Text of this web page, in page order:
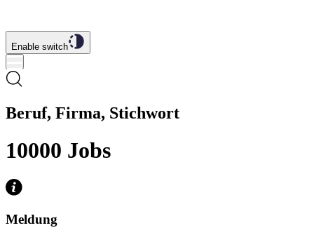
Enable switch
Beruf, Firma, Stichwort
10000 Jobs
Meldung